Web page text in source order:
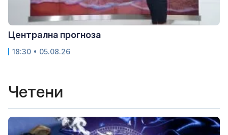
Централна прогноза
18:30 • 05.08.26
Четени